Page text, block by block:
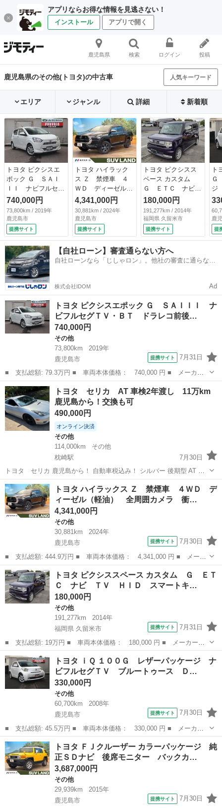
アプリならお得な情報を見逃さない！
インストール アプリで開く
鹿児島県 検索 ログイン 投稿
鹿児島県のその他(トヨタ)の中古車 人気キーワード
エリア ジャンル 詳細 新着順
トヨタ ピクシスエ
ポック Ｇ ＳＡＩ
ＩＩ ナビフルセグ
ＴＶ・ＢＴ ドラレ
コ前後 ＥＴＣ２．
０ Ｐスタート Ｌ
ＥＤライト シート
ヒーター 前後Ｐセ
ンサー アルミ バ
ッテリー新品 （検
10.3）
740,000円
73,800km / 2019年
鹿児島市
提携サイト
トヨタ ハイラック
ス Ｚ 禁煙車 ４
ＷＤ ディーゼル
（軽油） 全周囲カ
メラ 衝突被害軽減
システム レーダー
クルーズ ドラレ
コ コーナーセンサ
ー スマートキー
ＬＥＤヘッド ＥＴ
Ｃ 純正１７インチ
スト （検9.3）
4,341,000円
30,881km / 2024年
鹿児島市
提携サイト
トヨタ ピクシスス
ペース カスタム
Ｇ ＥＴＣ ナビ
ＴＶ ＨＩＤ スマ
ートキー アイドリ
ングストップ 電動
格納ミラー ベンチ
シート ＣＶＴ 盗
難防止システム Ａ
ＢＳ ＣＤ ＤＶＤ
再生 Ｂｌｕｅｔｏ
180,000円
191,277km / 2014年
福岡県 久留米市
提携サイト
ト
Ｇ
ジ
Ｖ
ス
音
ュ
リ
鹿
提
【自社ローン】審査通らない方へ
自社ローンなら「じしゃロン」。他社の審査に通らなか
株式会社IDOM Ad
トヨタ ピクシスエポック Ｇ ＳＡＩＩＩ ナ
ビフルセグＴＶ・ＢＴ ドラレコ前後…
740,000円
その他
73,800km
2019年
鹿児島市
提携サイト 7月31日
■ 支払総額: 79.3万円 ■ 車両本体価格： 740,000 円 ■ メーカー
名： トヨタ ■ 車種名： ピクシスエポック ■ グレード名：
Ｇ ＳＡＩＩＩ ナビフルセグＴＶ・ＢＴ ドラレコ前後 ＥＴＣ
２．０ Ｐスター...
鹿児島 鹿児島市 その他
トヨタ セリカ AT 車検2年渡し 11万km
鹿児島から！交換も可
490,000円
オンライン決済
その他
114,000km
その他
枕崎駅
7月30日
トヨタ セリカ 鹿児島から！ 自動車税込み！ シルバー 後期型 AT 車
検2年渡し！（R10年8月まで） 平成15年式 11万km台 車検対応スポー
ツマフラー（5次元製） 車高調（タナベ製） ナビ（KENWOOD製）
大...
鹿児島 南さつま市 枕崎駅 その他 セリカ
トヨタ ハイラックス Ｚ 禁煙車 ４ＷＤ デ
ィーゼル（軽油） 全周囲カメラ 衝…
4,341,000円
その他
30,881km
2024年
鹿児島市
提携サイト 7月30日
■ 支払総額: 444.9万円 ■ 車両本体価格： 4,341,000 円 ■ メーカ
ー名： トヨタ ■ 車種名： ハイラックス ■ グレード名： Ｚ
禁煙車 ４ＷＤ ディーゼル（軽油） 全周囲カメラ 衝突被害軽減
システム...
鹿児島 鹿児島市 その他
トヨタ ピクシススペース カスタム Ｇ ＥＴ
Ｃ ナビ ＴＶ ＨＩＤ スマートキ…
180,000円
その他
191,277km
2014年
福岡県 久留米市
提携サイト 7月31日
■ 支払総額: 19万円 ■ 車両本体価格： 180,000 円 ■ メーカー
名： トヨタ ■ 車種名： ピクシススペース ■ グレード名： カ
スタム Ｇ ＥＴＣ ナビ ＴＶ ＨＩＤ スマートキー アイドリ
ングストップ 電...
福岡 久留米市 その他
トヨタ ｉＱ １００Ｇ レザーパッケージ ナ
ビフルセグＴＶ ブルートゥース Ｄ…
330,000円
その他
60,700km
2008年
鹿児島市
提携サイト 7月30日
■ 支払総額: 45.5万円 ■ 車両本体価格： 330,000 円 ■ メーカー
名： トヨタ ■ 車種名： ｉＱ ■ グレード名： １００Ｇ レザ
ーパッケージ ナビフルセグＴＶ ブルートゥース ＤＶＤ ＣＤ録
音 ＥＴＣ ...
鹿児島 鹿児島市 その他
トヨタ ＦＪクルーザー カラーパッケージ 純
正ＳＤナビ 後席モニター バックカ…
3,687,000円
その他
29,939km
2015年
鹿児島市
提携サイト 7月30日